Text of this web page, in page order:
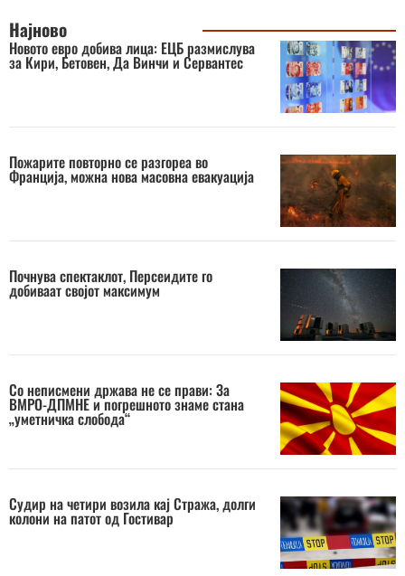
Најново
Новото евро добива лица: ЕЦБ размислува
за Кири, Бетовен, Да Винчи и Сервантес
Пожарите повторно се разгореа во
Франција, можна нова масовна евакуација
Почнува спектаклот, Персеидите го
добиваат својот максимум
Со неписмени држава не се прави: За
ВМРО-ДПМНЕ и погрешното знаме стана
„уметничка слобода“
Судир на четири возила кај Стража, долги
колони на патот од Гостивар